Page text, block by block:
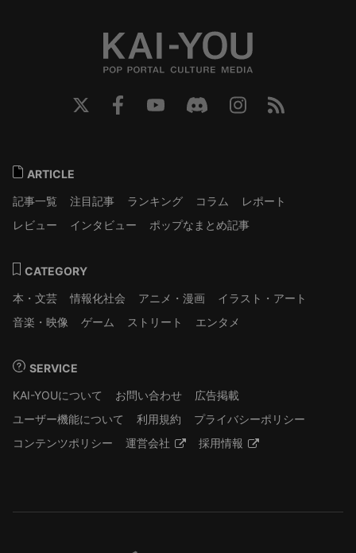
ARTICLE
記事一覧
注目記事 ランキング コラム
レポート
レビュー
インタビュー ポップなまとめ記事
CATEGORY
本・文芸
情報化社会 アニメ・漫画
イラスト・アート
音楽・映像
ゲーム ストリート エンタメ
SERVICE
KAI-YOUについて
お問い合わせ
広告掲載
ユーザー機能について
利用規約
プライバシーポリシー
コンテンツポリシー
運営会社 採用情報